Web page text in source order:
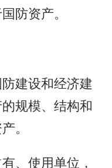
防资产。
建设和经济建
规模、结构和
。
、使用单位，